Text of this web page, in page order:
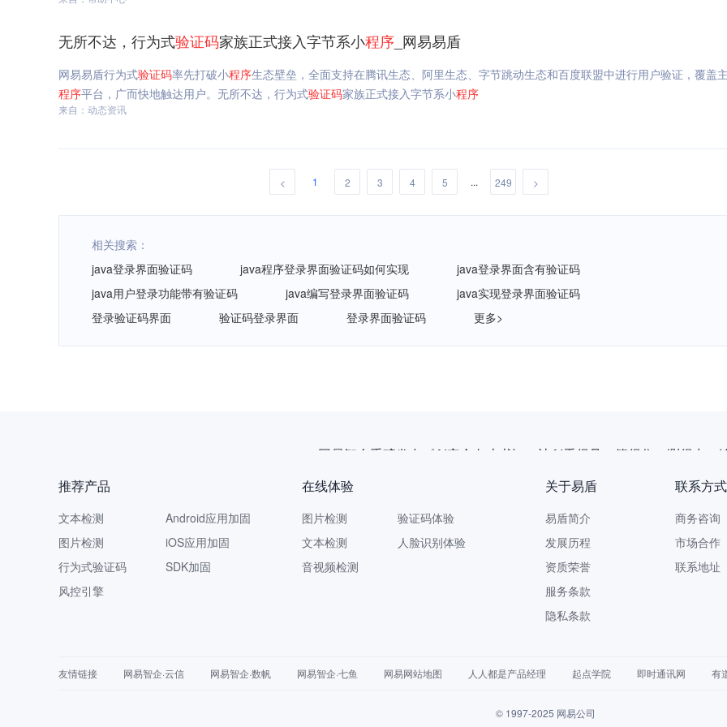
无所不达，行为式验证码家族正式接入字节系小程序 _网易易盾
网易易盾行为式验证码率先打破小程序生态壁垒，全面支持在腾讯生态、阿里生态、字节跳动生态和百度联盟中进行用户验证，覆盖
程序平台，广而快地触达用户。无所不达，行为式验证码家族正式接入字节系小程序
来自：动态资讯
< 1 2 3 4 5 ... 249 >
相关搜索：
java登录界面验证码
java程序登录界面验证码如何实现
java登录界面含有验证码
java用户登录功能带有验证码
java编写登录界面验证码
java实现登录界面验证码
登录验证码界面
验证码登录界面 登录界面验证码 更多>
推荐产品
文本检测
图片检测
行为式验证码
风控引擎
Android应用加固
iOS应用加固
SDK加固
在线体验
图片检测
文本检测
音视频检测
验证码体验
人脸识别体验
关于易盾
易盾简介
发展历程
资质荣誉
服务条款
隐私条款
联系方式
商务咨询
市场合作
联系地址
友情链接 网易智企·云信 网易智企·数帆 网易智企·七鱼 网易网站地图 人人都是产品经理 起点学院 即时通讯网 有
© 1997-2025 网易公司